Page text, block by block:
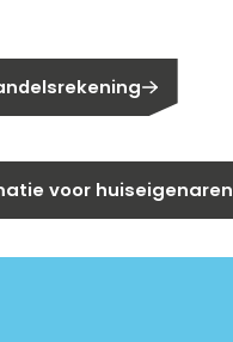
voor huiseigenaren